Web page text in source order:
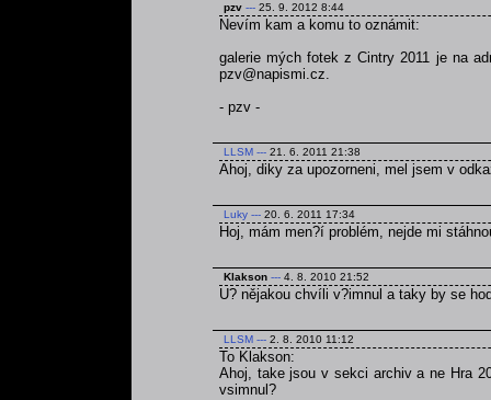
pzv --- 25. 9. 2012 8:44
Nevím kam a komu to oznámit:
galerie mých fotek z Cintry 2011 je na
pzv@napismi.cz.
- pzv -
LLSM --- 21. 6. 2011 21:38
Ahoj, diky za upozorneni, mel jsem v
Luky --- 20. 6. 2011 17:34
Hoj, mám men?í problém, nejde mi
Klakson --- 4. 8. 2010 21:52
U? nějakou chvíli v?imnul a taky by se
LLSM --- 2. 8. 2010 11:12
To Klakson:
Ahoj, take jsou v sekci archiv a ne Hra
vsimnul?